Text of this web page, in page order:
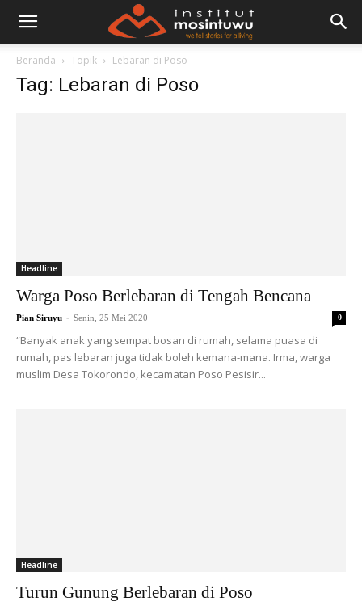
Beranda Topik Lebaran di Poso
Tag: Lebaran di Poso
Headline
Warga Poso Berlebaran di Tengah Bencana
Pian Siruyu - Senin, 25 Mei 2020 0
“Banyak anak yang sempat bosan di rumah, selama puasa di
rumah, pas lebaran juga tidak boleh kemana-mana. Irma, warga
muslim Desa Tokorondo, kecamatan Poso Pesisir...
Headline
Turun Gunung Berlebaran di Poso